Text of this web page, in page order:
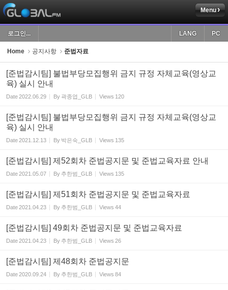
Menu
로그인... PC
LANG
Home 공지사항 준법자료
[준법감시팀] 불법부당모집행위 금지 규정 자체교육(영상교
육) 실시 안내
Date2022.06.29 By 곽종엽_GLB Views 120
[준법감시팀] 불법부당모집행위 금지 규정 자체교육(영상교
육) 실시 안내
Date2021.12.13 By 박은숙_GLB Views 135
[준법감시팀] 제52회차 준법공지문 및 준법교육자료 안내
Date2021.05.07 By 추한범_GLB Views 135
[준법감시팀] 제51회차 준법공지문 및 준법교육자료
Date2021.04.23 By 추한범_GLB Views 44
[준법감시팀] 49회차 준법공지문 및 준법교육자료
Date2021.04.23 By 추한범_GLB Views 26
[준법감시팀] 제48회차 준법공지문
Date2020.09.24 By 추한범_GLB Views 84
Sketchbook5, 스케치북5
Sketchbook5, 스케치북5